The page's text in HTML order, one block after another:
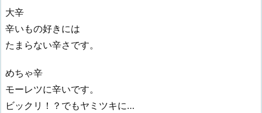
大辛
辛いもの好きには
たまらない辛さです。
めちゃ辛
モーレツに辛いです。
ビックリ！？でもヤミツキに…